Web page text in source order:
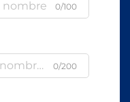
0/100
0/200